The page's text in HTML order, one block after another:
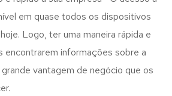
em quase todos os dispositivos
Logo, ter uma maneira rápida e
encontrarem informações sobre a
vantagem de negócio que os